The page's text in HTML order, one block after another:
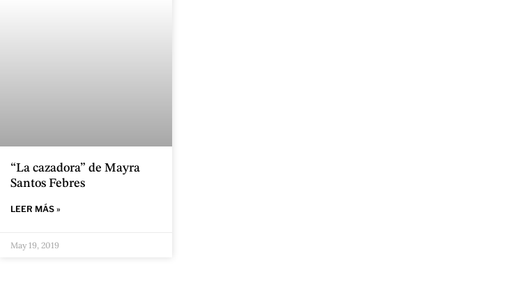
“La cazadora” de Mayra
Santos Febres
LEER MÁS »
May 19, 2019